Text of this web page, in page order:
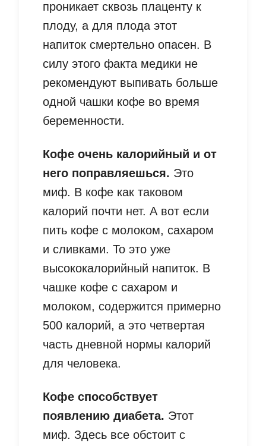
проникает сквозь плаценту к
плоду, а для плода этот
напиток смертельно опасен. В
силу этого факта медики не
рекомендуют выпивать больше
одной чашки кофе во время
беременности.
Кофе очень калорийный и от
него поправляешься. Это
миф. В кофе как таковом
калорий почти нет. А вот если
пить кофе с молоком, сахаром
и сливками. То это уже
высококалорийный напиток. В
чашке кофе с сахаром и
молоком, содержится примерно
500 калорий, а это четвертая
часть дневной нормы калорий
для человека.
Кофе способствует
появлению диабета. Этот
миф. Здесь все обстоит с